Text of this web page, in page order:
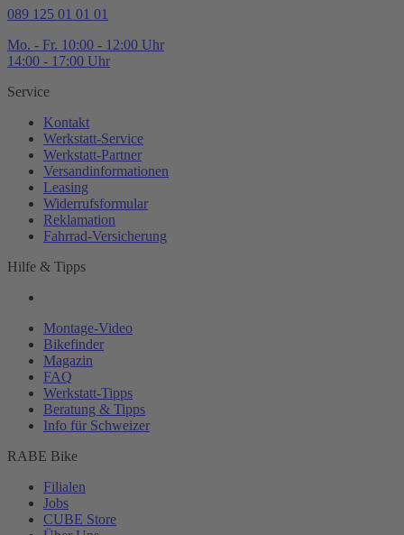
089 125 01 01 01
Mo. - Fr. 10:00 - 12:00 Uhr
14:00 - 17:00 Uhr
Service
Kontakt
Werkstatt-Service
Werkstatt-Partner
Versandinformationen
Leasing
Widerrufsformular
Reklamation
Fahrrad-Versicherung
Hilfe & Tipps
Montage-Video
Bikefinder
Magazin
FAQ
Werkstatt-Tipps
Beratung & Tipps
Info für Schweizer
RABE Bike
Filialen
Jobs
CUBE Store